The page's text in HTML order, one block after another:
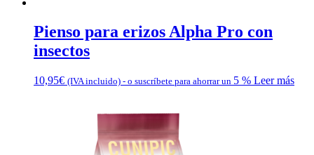
Pienso para erizos Alpha Pro con
insectos
10,95€ (IVA incluido) - o suscríbete para ahorrar un 5 % Leer más